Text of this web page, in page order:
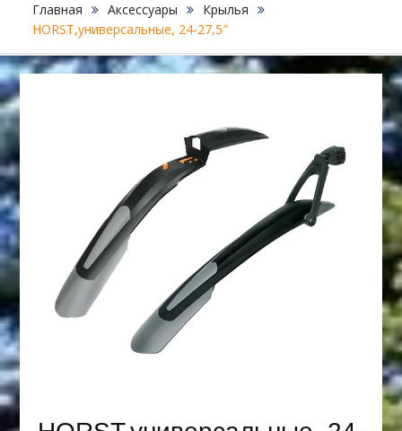
Главная Аксессуары
Крылья
HORST,универсальные, 24-27,5″